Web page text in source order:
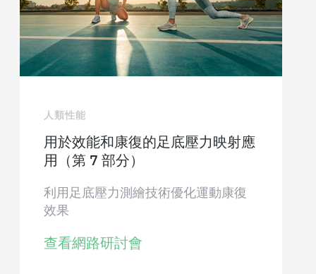
人類性能
用於效能和康復的足底壓力映射應
用（第 7 部分）
利用足底壓力測繪技術優化運動康復
效果
查看網路研討會